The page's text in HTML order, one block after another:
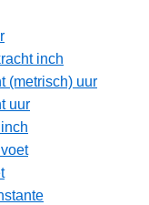
inch
(metrisch) uur
uur